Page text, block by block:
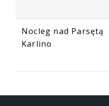
Nocleg nad Parsętą
Karlino